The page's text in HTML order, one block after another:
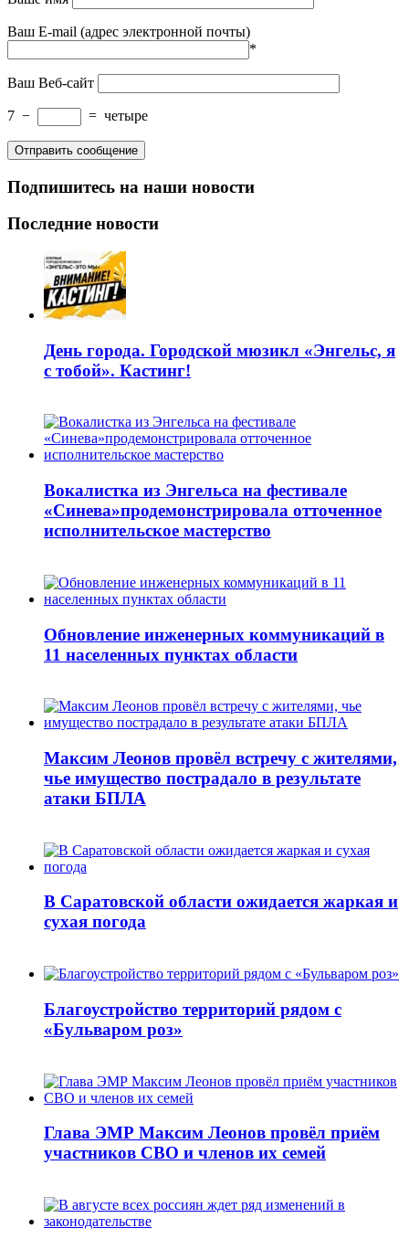
Ваш E-mail (адрес электронной почты)
*
Ваш Веб-сайт
7 − = четыре
Подпишитесь на наши новости
Последние новости
День города. Городской мюзикл «Энгельс, я
с тобой». Кастинг!
Вокалистка из Энгельса на фестивале
«Синева»продемонстрировала отточенное
исполнительское мастерство
Обновление инженерных коммуникаций в
11 населенных пунктах области
Максим Леонов провёл встречу с жителями,
чье имущество пострадало в результате
атаки БПЛА
В Саратовской области ожидается жаркая и
сухая погода
Благоустройство территорий рядом с
«Бульваром роз»
Глава ЭМР Максим Леонов провёл приём
участников СВО и членов их семей